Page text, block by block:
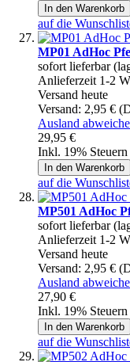
In den Warenkorb
auf die
MP01 AdHoc
sofort lieferbar
Anlieferzeit 1-2
Versand heute
Versand: 2,95 €
Ausland
29,95 €
Inkl. 19% Steuern
In den Warenkorb
auf die
MP501 AdHoc
sofort lieferbar
Anlieferzeit 1-2
Versand heute
Versand: 2,95 €
Ausland
27,90 €
Inkl. 19% Steuern
In den Warenkorb
auf die